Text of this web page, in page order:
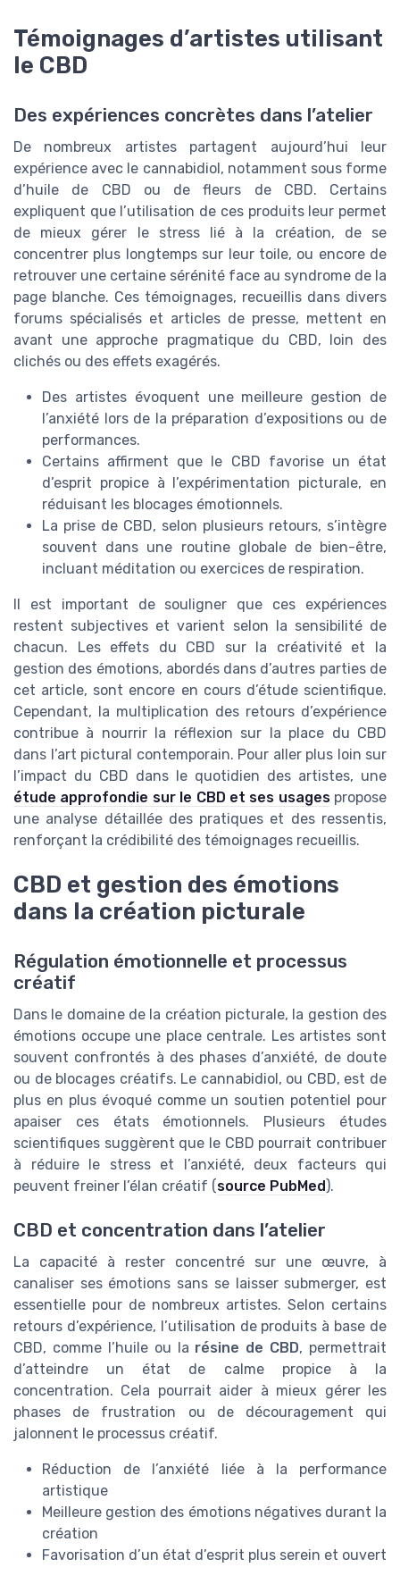
Témoignages d’artistes utilisant
le CBD
Des expériences concrètes dans l’atelier
De nombreux artistes partagent aujourd’hui leur
expérience avec le cannabidiol, notamment sous forme
d’huile de CBD ou de fleurs de CBD. Certains
expliquent que l’utilisation de ces produits leur permet
de mieux gérer le stress lié à la création, de se
concentrer plus longtemps sur leur toile, ou encore de
retrouver une certaine sérénité face au syndrome de la
page blanche. Ces témoignages, recueillis dans divers
forums spécialisés et articles de presse, mettent en
avant une approche pragmatique du CBD, loin des
clichés ou des effets exagérés.
Des artistes évoquent une meilleure gestion de
l’anxiété lors de la préparation d’expositions ou de
performances.
Certains affirment que le CBD favorise un état
d’esprit propice à l’expérimentation picturale, en
réduisant les blocages émotionnels.
La prise de CBD, selon plusieurs retours, s’intègre
souvent dans une routine globale de bien-être,
incluant méditation ou exercices de respiration.
Il est important de souligner que ces expériences
restent subjectives et varient selon la sensibilité de
chacun. Les effets du CBD sur la créativité et la
gestion des émotions, abordés dans d’autres parties de
cet article, sont encore en cours d’étude scientifique.
Cependant, la multiplication des retours d’expérience
contribue à nourrir la réflexion sur la place du CBD
dans l’art pictural contemporain. Pour aller plus loin sur
l’impact du CBD dans le quotidien des artistes, une
étude approfondie sur le CBD et ses usagespropose
une analyse détaillée des pratiques et des ressentis,
renforçant la crédibilité des témoignages recueillis.
CBD et gestion des émotions
dans la création picturale
Régulation émotionnelle et processus
créatif
Dans le domaine de la création picturale, la gestion des
émotions occupe une place centrale. Les artistes sont
souvent confrontés à des phases d’anxiété, de doute
ou de blocages créatifs. Le cannabidiol, ou CBD, est de
plus en plus évoqué comme un soutien potentiel pour
apaiser ces états émotionnels. Plusieurs études
scientifiques suggèrent que le CBD pourrait contribuer
à réduire le stress et l’anxiété, deux facteurs qui
peuvent freiner l’élan créatif (source PubMed ).
CBD et concentration dans l’atelier
La capacité à rester concentré sur une œuvre, à
canaliser ses émotions sans se laisser submerger, est
essentielle pour de nombreux artistes. Selon certains
retours d’expérience, l’utilisation de produits à base de
CBD, comme l’huile ou la résine de CBD, permettrait
d’atteindre un état de calme propice à la
concentration. Cela pourrait aider à mieux gérer les
phases de frustration ou de découragement qui
jalonnent le processus créatif.
Réduction de l’anxiété liée à la performance
artistique
Meilleure gestion des émotions négatives durant la
création
Favorisation d’un état d’esprit plus serein et ouvert